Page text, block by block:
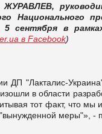
ЖУРАВЛЕВ,
Национального
5 сентября в
в Facebook)
ДП "Лакталис-
в области
тот факт, что
"вынужденной меры"», -